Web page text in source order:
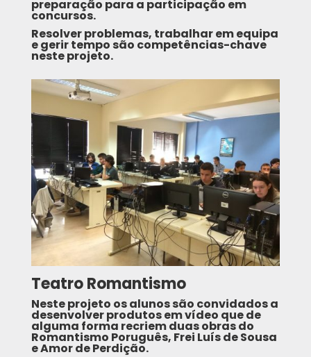
preparação para a participação em
concursos.
Resolver problemas, trabalhar em equipa
e gerir tempo são competências-chave
neste projeto.
Teatro Romantismo
Neste projeto os alunos são convidados a
desenvolver produtos em vídeo que de
alguma forma recriem duas obras do
Romantismo Poruguês, Frei Luís de Sousa
e Amor de Perdição.